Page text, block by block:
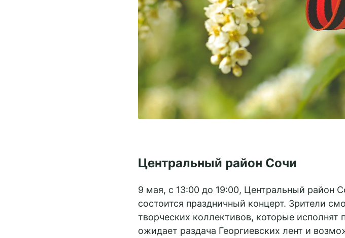
Центральный район Сочи
9 мая, с 13:00 до 19:00, Центральный район
состоится праздничный концерт. Зрители
творческих коллективов, которые исполнят
ожидает раздача Георгиевских лент и